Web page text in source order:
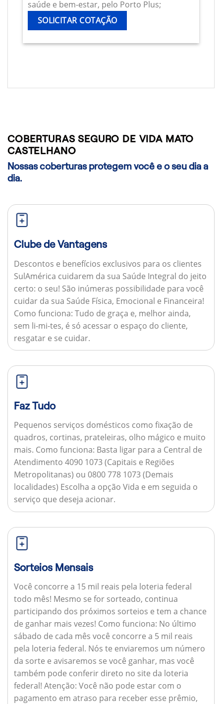
saúde e bem-estar, pelo Porto Plus;
SOLICITAR COTAÇÃO
COBERTURAS SEGURO DE VIDA MATO
CASTELHANO
Nossas coberturas protegem você e o seu dia a
dia.
Clube de Vantagens
Descontos e benefícios exclusivos para os clientes
SulAmérica cuidarem da sua Saúde Integral do jeito
certo: o seu! São inúmeras possibilidade para você
cuidar da sua Saúde Física, Emocional e Financeira!
Como funciona: Tudo de graça e, melhor ainda,
sem li-mi-tes, é só acessar o espaço do cliente,
resgatar e se cuidar.
Faz Tudo
Pequenos serviços domésticos como fixação de
quadros, cortinas, prateleiras, olho mágico e muito
mais. Como funciona: Basta ligar para a Central de
Atendimento 4090 1073 (Capitais e Regiões
Metropolitanas) ou 0800 778 1073 (Demais
localidades) Escolha a opção Vida e em seguida o
serviço que deseja acionar.
Sorteios Mensais
Você concorre a 15 mil reais pela loteria federal
todo mês! Mesmo se for sorteado, continua
participando dos próximos sorteios e tem a chance
de ganhar mais vezes! Como funciona: No último
sábado de cada mês você concorre a 5 mil reais
pela loteria federal. Nós te enviaremos um número
da sorte e avisaremos se você ganhar, mas você
também pode conferir direto no site da loteria
federal! Atenção: Você não pode estar com o
pagamento em atraso para receber esse prêmio,